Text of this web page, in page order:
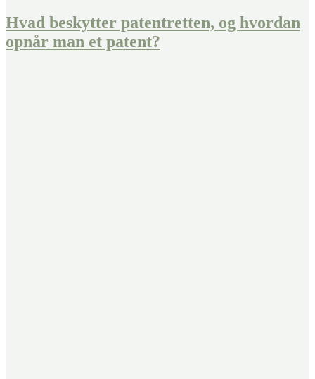
Hvad beskytter patentretten, og hvordan
opnår man et patent?